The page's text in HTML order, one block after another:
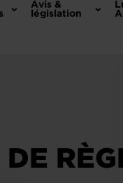
Avis &
législation